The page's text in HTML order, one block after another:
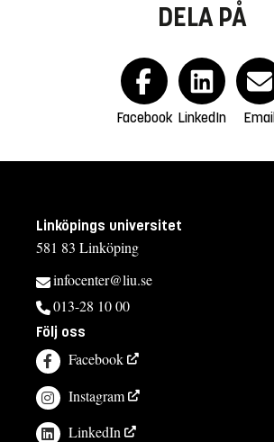
DELA PÅ
Facebook LinkedIn Email
Linköpings universitet
581 83 Linköping
infocenter@liu.se
013-28 10 00
Följ oss
Facebook
Instagram
LinkedIn